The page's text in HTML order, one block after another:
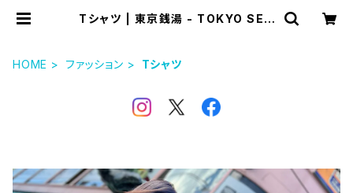
Tシャツ | 東京銭湯 - TOKYO SEN
HOME ファッション Tシャツ